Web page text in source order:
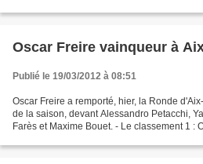
Oscar Freire vainqueur à
Publié le 19/03/2012 à 08:51
Oscar Freire a remporté, hier, la Ronde
de la saison, devant Alessandro Petacchi,
Farès et Maxime Bouet. - Le classement 1 :